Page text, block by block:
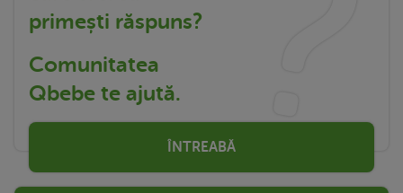
primești răspuns?
Comunitatea
Qbebe te ajută.
ÎNTREABĂ